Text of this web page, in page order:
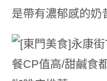
是帶有濃郁感的奶